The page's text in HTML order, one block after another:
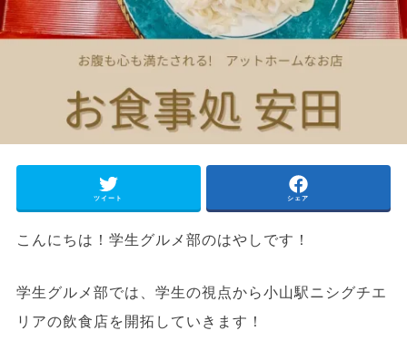
ツイート シェア
こんにちは！学生グルメ部のはやしです！
学生グルメ部では、学生の視点から小山駅ニシグチエ
リアの飲食店を開拓していきます！